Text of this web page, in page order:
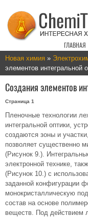
ГЛАВНАЯ
Новая химия »
элементов интегральной
Создания элементов
Страница 1
Пленочные технологии
интегральной оптики,
создаются зоны и
позволяет существенно
(Рисунок 9.).
электронной технике,
(Рисунок 10.) с
заданной конфигурации
монокристаллическую
состав на основе
веществ. Под действием